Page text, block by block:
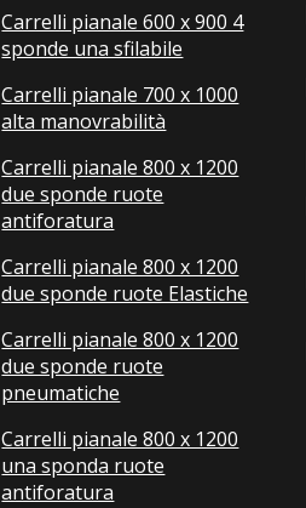
Carrelli pianale 600 x 900 4
sponde una sfilabile
Carrelli pianale 700 x 1000
alta manovrabilità
Carrelli pianale 800 x 1200
due sponde ruote
antiforatura
Carrelli pianale 800 x 1200
due sponde ruote Elastiche
Carrelli pianale 800 x 1200
due sponde ruote
pneumatiche
Carrelli pianale 800 x 1200
una sponda ruote
antiforatura